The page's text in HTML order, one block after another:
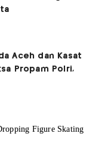
Aceh dan Kasat
Propam Polri,